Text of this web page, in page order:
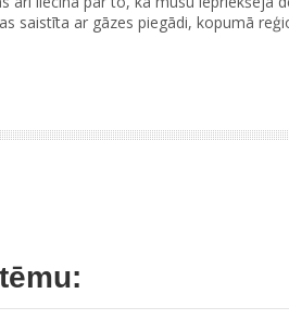
saistīta ar gāzes piegādi, kopumā